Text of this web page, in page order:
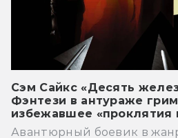
Сэм Сайкс «Десять
Фэнтези в антураже
избежавшее «проклятия
Авантюрный боевик в